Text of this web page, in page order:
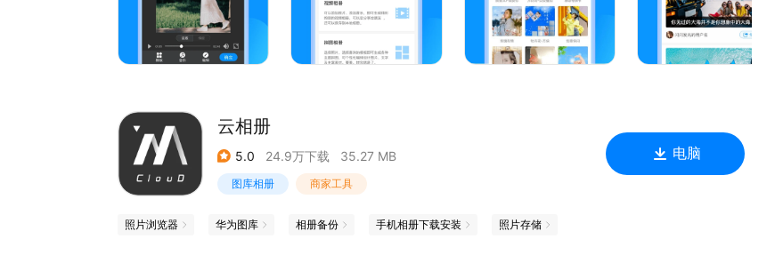
魔力相册网站：www.molixiangce.com
云相册
5.0 24.9万下载 35.27 MB
图库相册 商家工具
电脑
照片浏览器 华为图库 相册备份 手机相册下载安装 照片存储